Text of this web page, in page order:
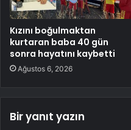
Kızını boğulmaktan
kurtaran baba 40 gün
sonra hayatını kaybetti
Ağustos 6, 2026
Bir yanıt yazın